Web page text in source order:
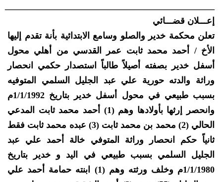
إعـــلان قضـــائي
تعلن محكمة خدير والصلو وسامع الابتدائية بأنة تقدم إليها
الأخ / أحمد محمد ثابت عمر القدسي من أهلي محول
أسفل خدير بصفته أصيلاً طالباً استصدار حكمي انحصار
وراثة والدته حورية علي عبد الجليل السلمي المتوفيه
بسبب طبيعي في محول أسفل خدير بتاريخ 1/1/1992م
وانحصر إرثها بأولادها وهم (1) أحمد محمد ثابت المدعي
الحالي (2) محمد بن محمد ثابت (3) عبده محمد ثابت فقط
ثانياً حكم انحصار وراثة المتوفي خالة أحمد علي عبد
الجليل السلمي بسبب طبيعي في اليد و خدير بتاريخ
1/1/1980م وخلف ورثته وهم (1) ابنته حمامة أحمد علي